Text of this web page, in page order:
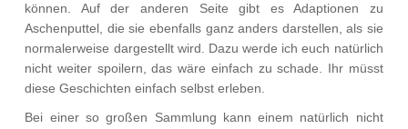
können. Auf der anderen Seite gibt es Adaptionen zu
Aschenputtel, die sie ebenfalls ganz anders darstellen, als sie
normalerweise dargestellt wird. Dazu werde ich euch natürlich
nicht weiter spoilern, das wäre einfach zu schade. Ihr müsst
diese Geschichten einfach selbst erleben.
Bei einer so großen Sammlung kann einem natürlich nicht